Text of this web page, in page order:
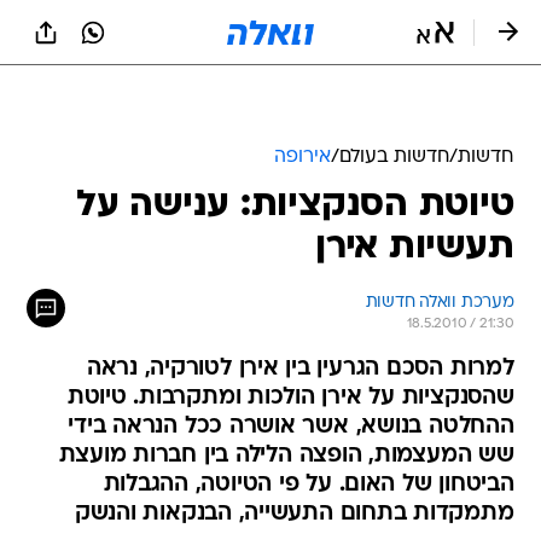
חדשות/חדשות בעולם/אירופה
טיוטת הסנקציות: ענישה על
תעשיות אירן
מערכת וואלה חדשות
18.5.2010 / 21:30
למרות הסכם הגרעין בין אירן לטורקיה, נראה
שהסנקציות על אירן הולכות ומתקרבות. טיוטת
ההחלטה בנושא, אשר אושרה ככל הנראה בידי
שש המעצמות, הופצה הלילה בין חברות מועצת
הביטחון של האום. על פי הטיוטה, ההגבלות
מתמקדות בתחום התעשייה, הבנקאות והנשק